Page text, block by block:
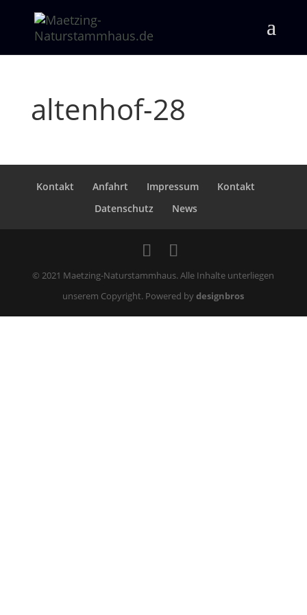
altenhof-28
Kontakt Anfahrt Impressum
Kontakt
Datenschutz
News
© 2021 Maetzing-Naturstammhaus. Alle Inhalte unterliegen
unserem Copyright. Powered bydesignbros